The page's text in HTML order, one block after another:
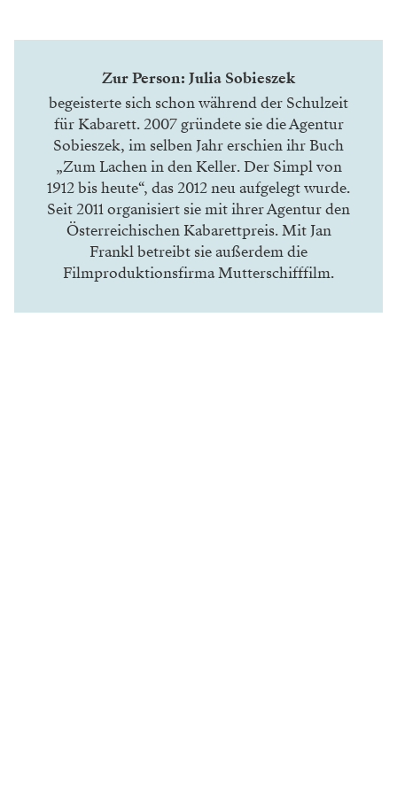
Zur Person: Julia Sobieszek
begeisterte sich schon während der Schulzeit
für Kabarett. 2007 gründete sie die Agentur
Sobieszek, im selben Jahr erschien ihr Buch
„Zum Lachen in den Keller. Der Simpl von
1912 bis heute“, das 2012 neu aufgelegt wurde.
Seit 2011 organisiert sie mit ihrer Agentur den
Österreichischen Kabarettpreis. Mit Jan
Frankl betreibt sie außerdem die
Filmproduktionsfirma Mutterschifffilm.